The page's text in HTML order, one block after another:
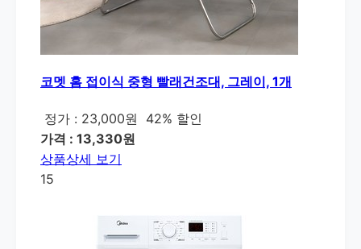
코멧 홈 접이식 중형 빨래건조대, 그레이, 1개
정가 : 23,000원
42% 할인
가격 : 13,330원
상품상세 보기
15